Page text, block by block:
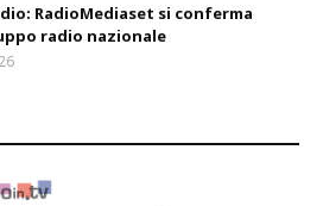
RadioMediaset si conferma
radio nazionale